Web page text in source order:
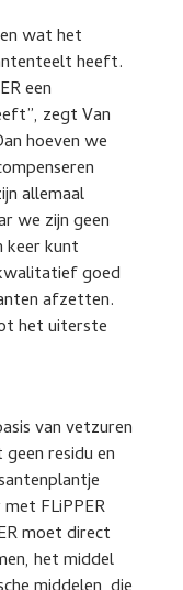
wat het
heeft.
een
zegt Van
hoeven we
allemaal
we zijn geen
keer kunt
goed
afzetten.
het uiterste
van vetzuren
residu en
FLiPPER
moet direct
het middel